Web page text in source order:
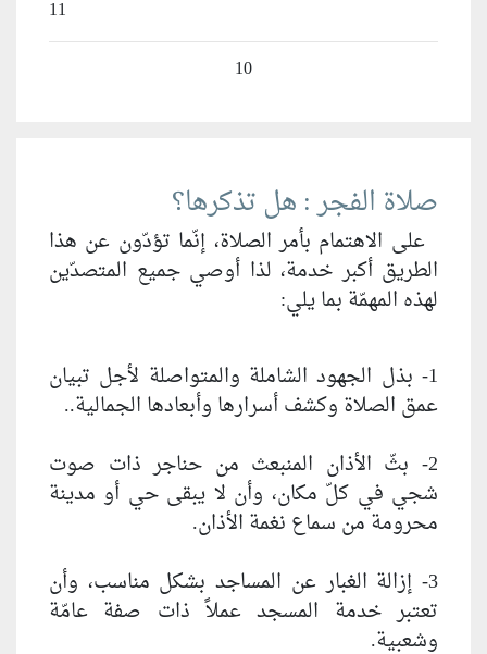
11
10
صلاة الفجر : هل تذكرها؟
على الاهتمام بأمر الصلاة، إنّما تؤدّون عن هذا
الطريق أكبر خدمة، لذا أوصي جميع المتصدّين
لهذه المهمّة بما يلي:
1- بذل الجهود الشاملة والمتواصلة لأجل تبيان
عمق الصلاة وكشف أسرارها وأبعادها الجمالية..
2- بثّ الأذان المنبعث من حناجر ذات صوت
شجي في كلّ مكان، وأن لا يبقى حي أو مدينة
محرومة من سماع نغمة الأذان.
3- إزالة الغبار عن المساجد بشكل مناسب، وأن
تعتبر خدمة المسجد عملاً ذات صفة عامّة
وشعبية.